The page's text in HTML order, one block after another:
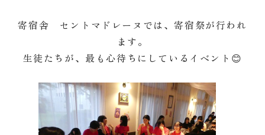
寄宿舎 セントマドレーヌでは、寄宿祭が行われ
ます。
生徒たちが、最も心待ちにしているイベント😊